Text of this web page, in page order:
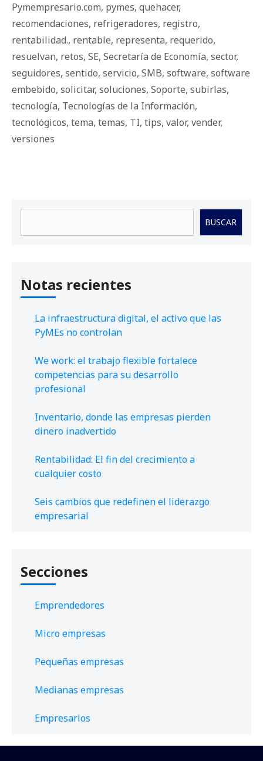
Pymempresario.com, pymes, quehacer,
recomendaciones, refrigeradores, registro,
rentabilidad., rentable, representa, requerido,
resuelvan, retos, SE, Secretaría de Economía, sector,
seguidores, sentido, servicio, SMB, software, software
embebido, solicitar, soluciones, Soporte, subirlas,
tecnología, Tecnologías de la Información,
tecnológicos, tema, temas, TI, tips, valor, vender,
versiones
BUSCAR
Notas recientes
La infraestructura digital, el activo que las
PyMEs no controlan
We work: el trabajo flexible fortalece
competencias para su desarrollo
profesional
Inventario, donde las empresas pierden
dinero inadvertido
Rentabilidad: El fin del crecimiento a
cualquier costo
Seis cambios que redefinen el liderazgo
empresarial
Secciones
Emprendedores
Micro empresas
Pequeñas empresas
Medianas empresas
Empresarios